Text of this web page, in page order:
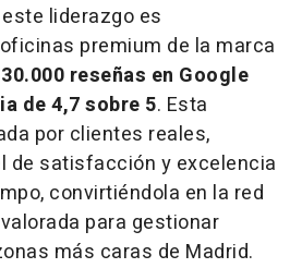
liderazgo es
premium de la marca
reseñas en Google
de 4,7 sobre 5. Esta
por clientes reales,
de satisfacción y excelencia
convirtiéndola en la red
para gestionar
más caras de Madrid.